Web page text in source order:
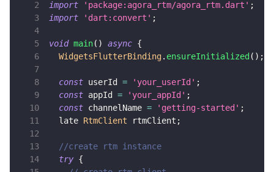
import 'package:agora_rtm/agora_rtm.dart' ;
import
'dart:convert' ;
void main( ) async {
WidgetsFlutterBinding. ensureInitialized ( ) ;
const userId = 'your_userId' ;
const appId = 'your_appId' ;
const channelName = 'getting-started' ;
  late
RtmClient rtmClient ;
//create rtm instance
try {